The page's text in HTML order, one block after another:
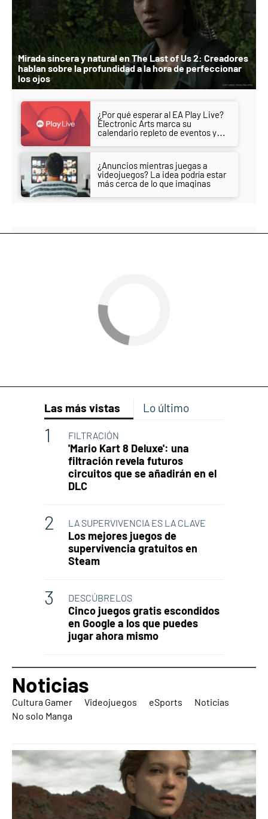
Mirada sincera y natural en The Last of Us 2: Creadores
hablan sobre la profundidad a la hora de perfeccionar
los ojos
¿Por qué esperar al EA Play Live?
Electronic Arts marca su
calendario repleto de eventos y
¿Anuncios mientras juegas a
videojuegos? La idea podría estar
más cerca de lo que imaginas
Las más vistas Lo último
FILTRACIÓN
'Mario Kart 8 Deluxe': una
filtración revela futuros
circuitos que se añadirán en el
DLC
LA SUPERVIVENCIA ES LA CLAVE
Los mejores juegos de
supervivencia gratuitos en
Steam
DESCÚBRELOS
Cinco juegos gratis escondidos
en Google a los que puedes
jugar ahora mismo
Noticias
Cultura Gamer Videojuegos eSports
Noticias
No solo Manga